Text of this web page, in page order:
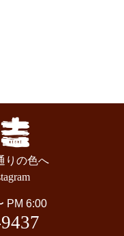
りの色へ
PM 6:00